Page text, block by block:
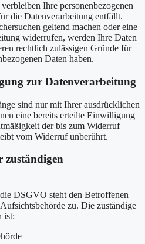
Ihre personenbezogenen
die Datenverarbeitung entfällt.
geltend machen oder eine
widerrufen, werden Ihre Daten
rechtlich zulässigen Gründe für
Daten haben.
zur Datenverarbeitung
sind nur mit Ihrer ausdrücklichen
eine bereits erteilte Einwilligung
der bis zum Widerruf
vom Widerruf unberührt.
zuständigen
DSGVO steht den Betroffenen
zu. Die zuständige
ist: